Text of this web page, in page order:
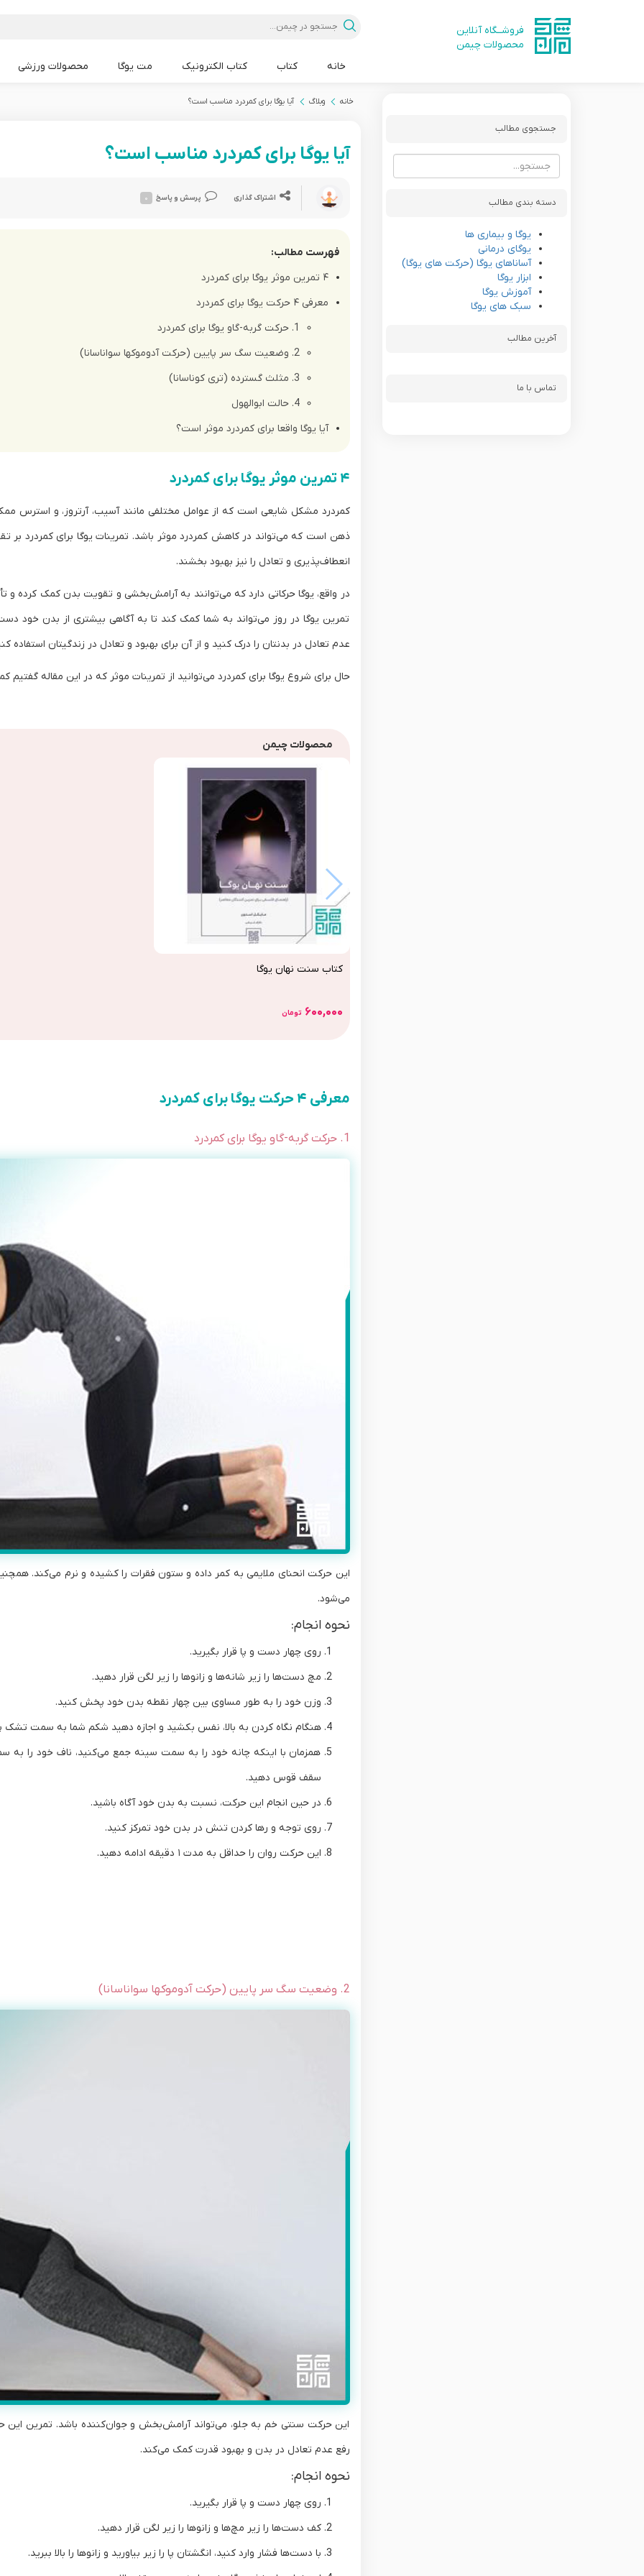
فروشــگاه آنلاین
محصولات چیمن
خانه
کتاب کتاب الکترونیک مت یوگا محصولات ورزشی
جستجوی مطالب
دسته بندی مطالب
یوگا و بیماری ها
یوگای درمانی
آساناهای یوگا (حرکت های یوگا)
ابزار یوگا
آموزش یوگا
سبک های یوگا
آخرین مطالب
تماس با ما
خانه وبلاگ آیا یوگا برای کمردرد مناسب است؟
آیا یوگا برای کمردرد مناسب است؟
اشتراک گذاری پرسش و پاسخ ۰
فهرست مطالب:
۴ تمرین موثر یوگا برای کمردرد
معرفی ۴ حرکت یوگا برای کمردرد
1. حرکت گربه-گاو یوگا برای کمردرد
2. وضعیت سگ سر پایین (حرکت آدوموکها سواناسانا)
3. مثلث گسترده (تری کوناسانا)
4. حالت ابوالهول
آیا یوگا واقعا برای کمردرد موثر است؟
۴ تمرین موثر یوگا برای کمردرد
کمردرد مشکل شایعی است که از عوامل مختلفی مانند آسیب، آرتروز، و استرس
ذهن است که می‌تواند در کاهش کمردرد موثر باشد. تمرینات یوگا برای کمردرد
انعطاف‌پذیری و تعادل را نیز بهبود بخشند.
در واقع، یوگا حرکاتی دارد که می‌توانند به آرامش‌بخشی و تقویت بدن کمک کرده و
تمرین یوگا در روز می‌تواند به شما کمک کند تا به آگاهی بیشتری از بدن خود
عدم تعادل در بدنتان را درک کنید و از آن برای بهبود و تعادل در زندگیتان استفاده
حال برای شروع یوگا برای کمردرد می‌توانید از تمرینات موثر که در این مقاله گفتیم
محصولات چیمن
کتاب سنت نهان یوگا
۶۰۰,۰۰۰ تومان
معرفی ۴ حرکت یوگا برای کمردرد
1. حرکت گربه-گاو یوگا برای کمردرد
این حرکت انحنای ملایمی به کمر داده و ستون فقرات را کشیده و نرم می‌کند.
می‌شود.
نحوه انجام:
روی چهار دست و پا قرار بگیرید.
مچ دست‌ها را زیر شانه‌ها و زانوها را زیر لگن قرار دهید.
وزن خود را به طور مساوی بین چهار نقطه بدن خود پخش کنید.
هنگام نگاه کردن به بالا، نفس بکشید و اجازه دهید شکم شما به سمت تشک
همزمان با اینکه چانه خود را به سمت سینه جمع می‌کنید، ناف خود را
سقف قوس دهید.
در حین انجام این حرکت، نسبت به بدن خود آگاه باشید.
روی توجه و رها کردن تنش در بدن خود تمرکز کنید.
این حرکت روان را حداقل به مدت ۱ دقیقه ادامه دهید.
2. وضعیت سگ سر پایین (حرکت آدوموکها سواناسانا)
این حرکت سنتی خم به جلو، می‌تواند آرامش‌بخش و جوان‌کننده باشد. تمرین
رفع عدم تعادل در بدن و بهبود قدرت کمک می‌کند.
نحوه انجام:
روی چهار دست و پا قرار بگیرید.
کف دست‌ها را زیر مچ‌ها و زانوها را زیر لگن قرار دهید.
با دست‌ها فشار وارد کنید، انگشتان پا را زیر بیاورید و زانوها را بالا ببرید.